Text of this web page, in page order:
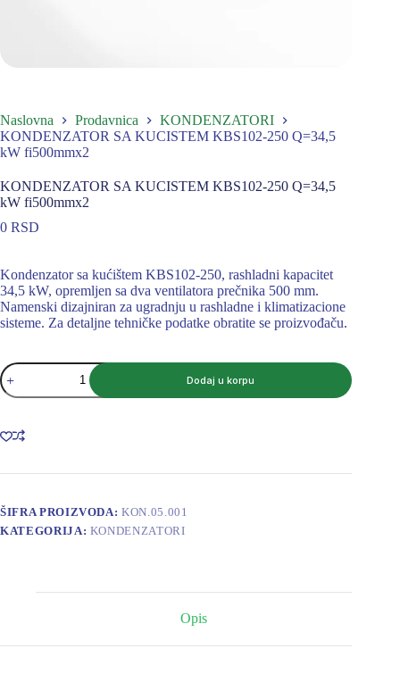
Naslovna Prodavnica
KONDENZATORI
KONDENZATOR SA KUCISTEM KBS102-250 Q=34,5
kW fi500mmx2
KONDENZATOR SA KUCISTEM KBS102-250 Q=34,5
kW fi500mmx2
0 RSD
Kondenzator sa kućištem KBS102-250, rashladni kapacitet
34,5 kW, opremljen sa dva ventilatora prečnika 500 mm.
Namenski dizajniran za ugradnju u rashladne i klimatizacione
sisteme. Za detaljne tehničke podatke obratite se proizvođaču.
KONDENZATOR
SA
KUCISTEM
250
Q=34,5
fi500mmx2
Dodaj u korpu
ŠIFRA PROIZVODA:KON.05.001
KATEGORIJA: KONDENZATORI
Opis